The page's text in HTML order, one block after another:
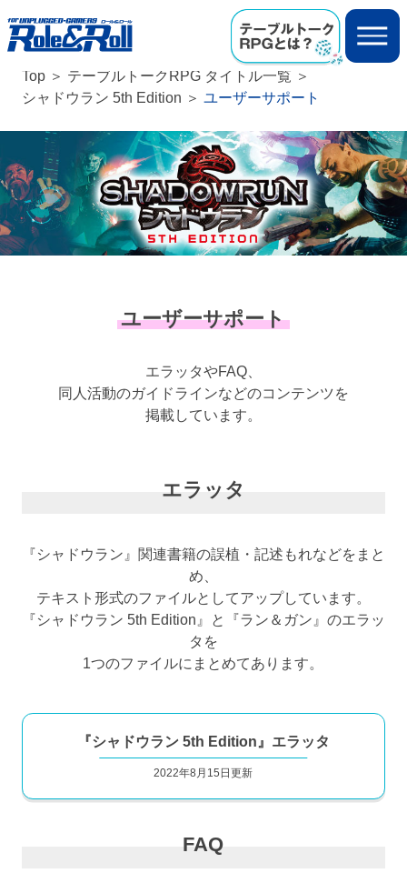
Top
テーブルトークRPG タイトル一覧
シャドウラン 5th Edition
ユーザーサポート
ユーザーサポート
エラッタやFAQ、
同人活動のガイドラインなどのコンテンツを
掲載しています。
エラッタ
『シャドウラン』関連書籍の誤植・記述もれなどをまと
め、
テキスト形式のファイルとしてアップしています。
『シャドウラン 5th Edition』と『ラン＆ガン』のエラッ
タを
1つのファイルにまとめてあります。
『シャドウラン 5th Edition』エラッタ
2022年8月15日更新
FAQ